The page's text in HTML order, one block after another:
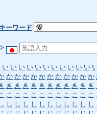
キーワード
い い い い い い い い い い い
か か か か か か か か か か か
き き き き き き き き き き き
こ こ こ こ こ こ こ こ こ こ こ こ
し し し し し し し し し し し